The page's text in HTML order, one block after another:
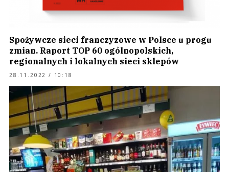
Spożywcze sieci franczyzowe w Polsce u progu
zmian. Raport TOP 60 ogólnopolskich,
regionalnych i lokalnych sieci sklepów
28.11.2022 / 10:18